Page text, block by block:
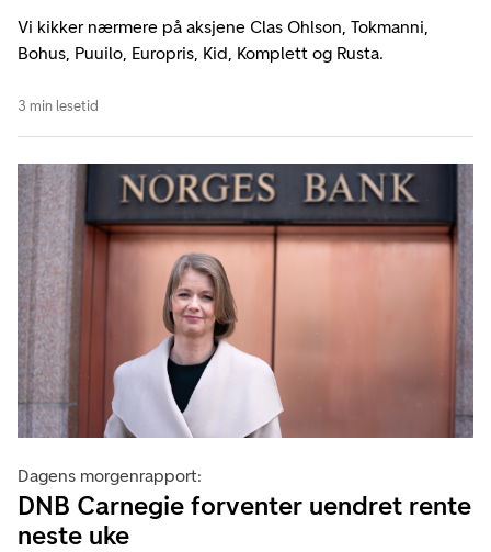
Vi kikker nærmere på aksjene Clas Ohlson, Tokmanni,
Bohus, Puuilo, Europris, Kid, Komplett og Rusta.
3 min lesetid
Dagens morgenrapport:
DNB Carnegie forventer uendret rente
neste uke